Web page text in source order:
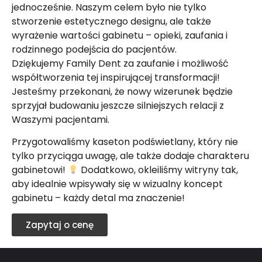
jednocześnie. Naszym celem było nie tylko
stworzenie estetycznego designu, ale także
wyrażenie wartości gabinetu – opieki, zaufania i
rodzinnego podejścia do pacjentów.
Dziękujemy Family Dent za zaufanie i możliwość
współtworzenia tej inspirującej transformacji!
Jesteśmy przekonani, że nowy wizerunek będzie
sprzyjał budowaniu jeszcze silniejszych relacji z
Waszymi pacjentami.
Przygotowaliśmy kaseton podświetlany, który nie
tylko przyciąga uwagę, ale także dodaje charakteru
gabinetowi!
Dodatkowo, okleiliśmy witryny tak,
aby idealnie wpisywały się w wizualny koncept
gabinetu – każdy detal ma znaczenie!
Zapytaj o cenę